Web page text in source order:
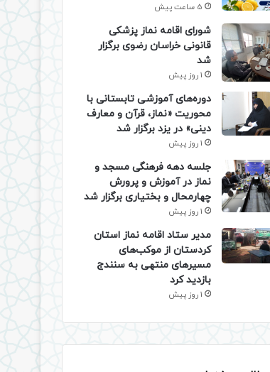
5 ساعت پیش
شورای اقامه نماز پزشکی
قانونی خراسان رضوی برگزار
شد
1 روز پیش
دوره‌های آموزشی تابستانی با
محوریت «نماز، قرآن و معارف
دینی» در یزد برگزار شد
1 روز پیش
جلسه دهه فرهنگی مسجد و
نماز در آموزش و پرورش
چهارمحال و بختیاری برگزار شد
1 روز پیش
مدیر ستاد اقامه نماز استان
کردستان از موکب‌های
مسیرهای منتهی به سنندج
بازدید کرد
1 روز پیش